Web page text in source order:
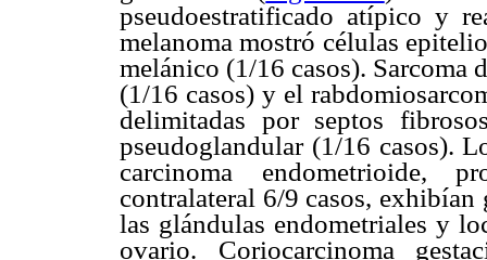
pseudoestratificado atípico y
melanoma mostró células
melánico (1/16 casos). Sarcoma
(1/16 casos) y el
delimitadas por septos
pseudoglandular (1/16 casos).
carcinoma endometrioide,
contralateral 6/9 casos,
las glándulas endometriales y
ovario. Coriocarcinoma